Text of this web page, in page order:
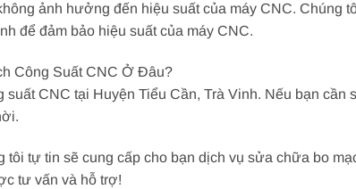
ảnh hưởng đến hiệu suất của máy CNC. Chúng
để đảm bảo hiệu suất của máy CNC.
Công Suất CNC Ở Đâu?
CNC tại Huyện Tiểu Cần, Trà Vinh. Nếu bạn cần
tự tin sẽ cung cấp cho bạn dịch vụ sửa chữa bo
tư vấn và hỗ trợ!